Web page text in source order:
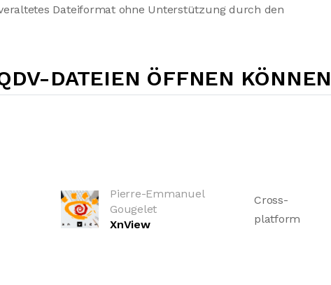
Dateiformat ohne Unterstützung durch den
DATEIEN ÖFFNEN KÖNNEN
Pierre-Emmanuel
Gougelet
XnView
Cross-
platform